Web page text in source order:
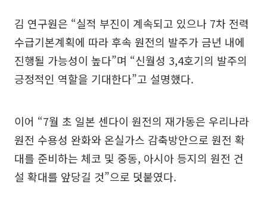
김 연구원은 “실적 부진이 계속되고 있으나 7차 전력
수급기본계획에 따라 후속 원전의 발주가 금년 내에
진행될 가능성이 높다”며 “신월성 3,4호기의 발주의
긍정적인 역할을 기대한다”고 설명했다.
이어 “7월 초 일본 센다이 원전의 재가동은 우리나라
원전 수용성 완화와 온실가스 감축방안으로 원전 확
대를 준비하는 체코 및 중동, 아시아 등지의 원전 건
설 확대를 앞당길 것”으로 덧붙였다.